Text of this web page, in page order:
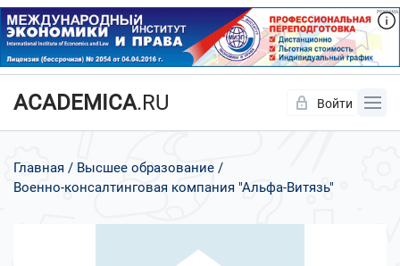
ACADEMICA.RU Войти
Главная
Высшее образование
Военно-консалтинговая компания "Альфа-Витязь"
Да Нет